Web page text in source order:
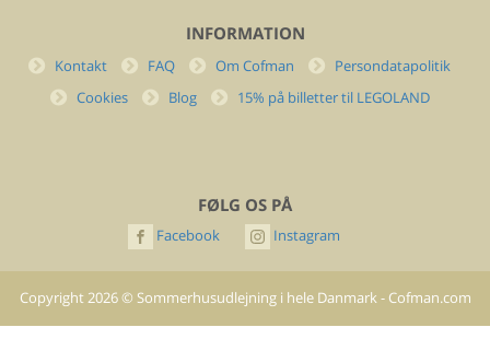
INFORMATION
Kontakt FAQ Om Cofman
Persondatapolitik
Cookies
Blog 15% på billetter til LEGOLAND
FØLG OS PÅ
Facebook Instagram
Copyright 2026© Sommerhusudlejning i hele Danmark - Cofman.com